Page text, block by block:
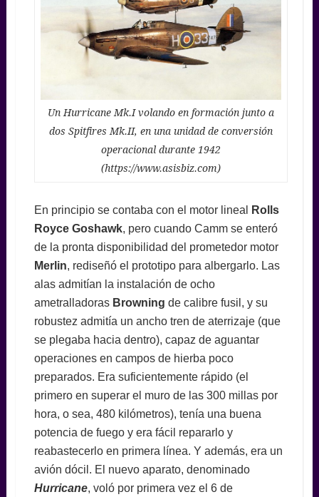
Un Hurricane Mk.I volando en formación junto a
dos Spitfires Mk.II, en una unidad de conversión
operacional durante 1942
(https://www.asisbiz.com)
En principio se contaba con el motor lineal
Rolls
Royce Goshawk, pero cuando Camm se enteró
de la pronta disponibilidad del prometedor motor
Merlin, rediseñó el prototipo para albergarlo. Las
alas admitían la instalación de ocho
ametralladoras Browning de calibre fusil, y su
robustez admitía un ancho tren de aterrizaje (que
se plegaba hacia dentro), capaz de aguantar
operaciones en campos de hierba poco
preparados. Era suficientemente rápido (el
primero en superar el muro de las 300 millas por
hora, o sea, 480 kilómetros), tenía una buena
potencia de fuego y era fácil repararlo y
reabastecerlo en primera línea. Y además, era un
avión dócil. El nuevo aparato, denominado
Hurricane, voló por primera vez el 6 de